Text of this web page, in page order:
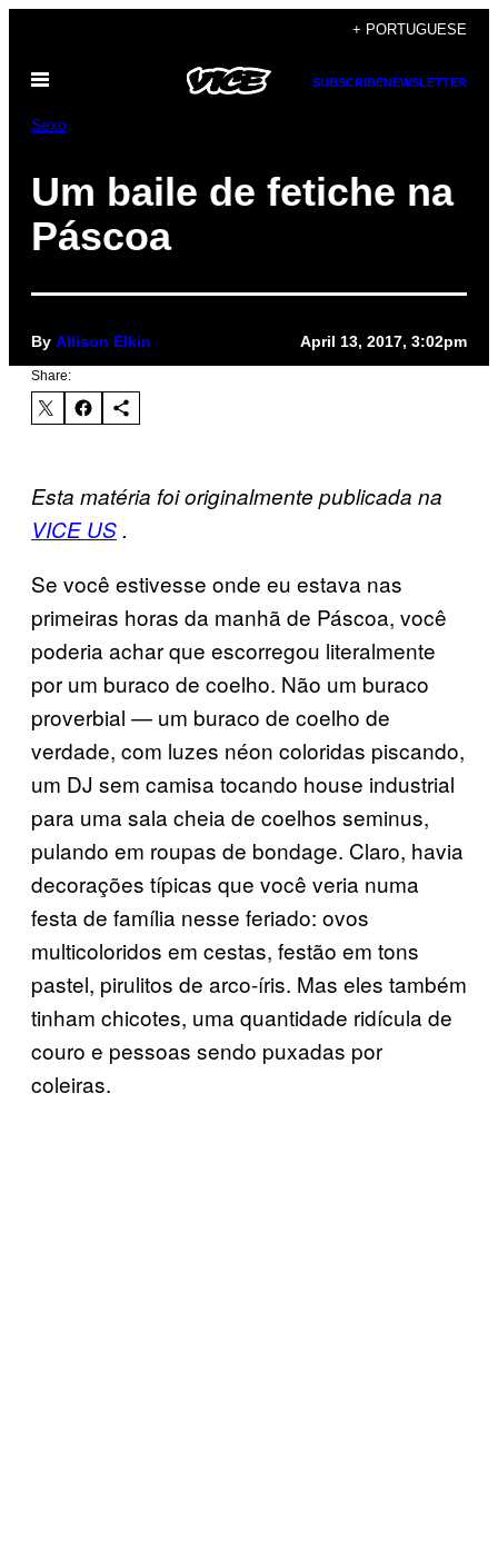
content
+ PORTUGUESE
Open
SUBSCRIBENEWSLETTER
Sexo
Um baile de fetiche na
Páscoa
By Allison Elkin April 13, 2017, 3:02pm
Share:
Esta matéria foi originalmente publicada na
VICE US .
Se você estivesse onde eu estava nas
primeiras horas da manhã de Páscoa, você
poderia achar que escorregou literalmente
por um buraco de coelho. Não um buraco
proverbial — um buraco de coelho de
verdade, com luzes néon coloridas piscando,
um DJ sem camisa tocando house industrial
para uma sala cheia de coelhos seminus,
pulando em roupas de bondage. Claro, havia
decorações típicas que você veria numa
festa de família nesse feriado: ovos
multicoloridos em cestas, festão em tons
pastel, pirulitos de arco-íris. Mas eles também
tinham chicotes, uma quantidade ridícula de
couro e pessoas sendo puxadas por
coleiras.